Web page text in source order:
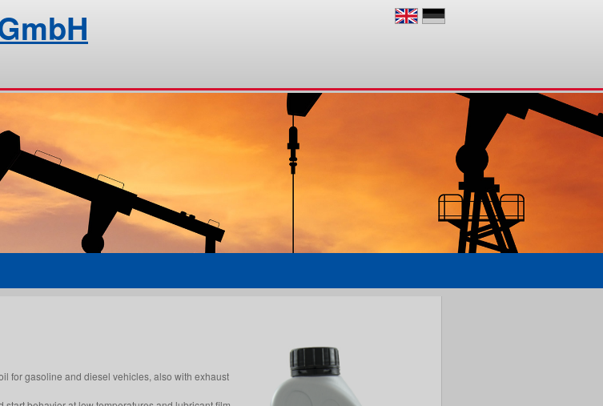
for gasoline and diesel vehicles, also with exhaust